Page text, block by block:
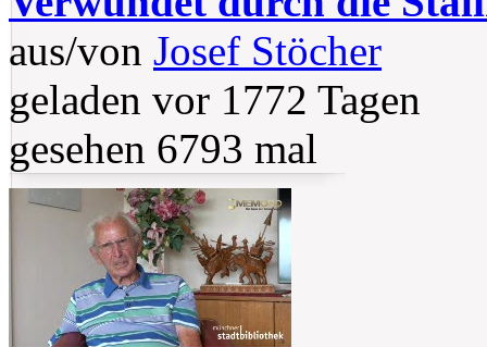
aus/von Josef Stöcher
geladen vor 1772 Tagen
gesehen 6793 mal